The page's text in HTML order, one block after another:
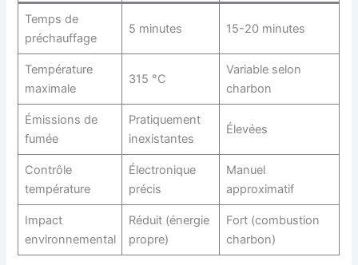
Temps de
préchauffage
5 minutes 15-20 minutes
Température
maximale
315 °C
Variable selon
charbon
Émissions de
fumée
Pratiquement
inexistantes
Élevées
Contrôle
température
Électronique
précis
Manuel
approximatif
Impact
environnemental
Réduit (énergie
propre)
Fort (combustion
charbon)